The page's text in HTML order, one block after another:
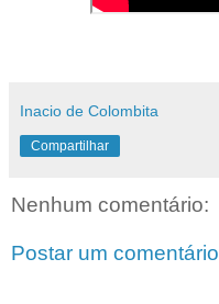
Inacio de Colombita
Compartilhar
Nenhum comentário:
Postar um comentário